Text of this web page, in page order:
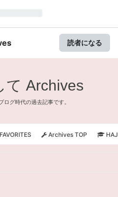
読者になる
て Archives
ログ時代の過去記事です。
FAVORITES Archives TOP